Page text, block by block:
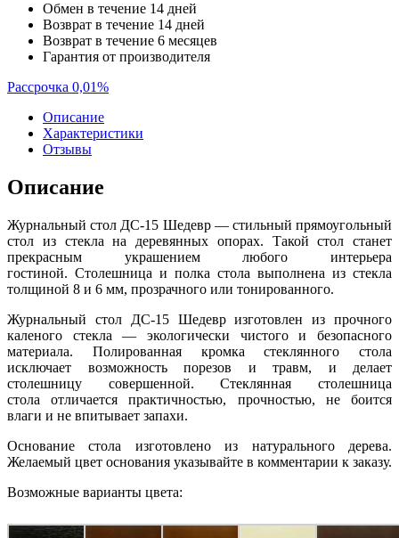
Обмен в течение 14 дней
Возврат в течение 14 дней
Возврат в течение 6 месяцев
Гарантия от производителя
Рассрочка 0,01%
Описание
Характеристики
Отзывы
Описание
Журнальный стол ДС-15 Шедевр — стильный прямоугольный
стол из стекла на деревянных опорах. Такой стол станет
прекрасным украшением любого интерьера
гостиной. Столешница и полка стола выполнена из стекла
толщиной 8 и 6 мм, прозрачного или тонированного.
Журнальный стол ДС-15 Шедевр изготовлен из прочного
каленого стекла — экологически чистого и безопасного
материала. Полированная кромка стеклянного стола
исключает возможность порезов и травм, и делает
столешницу совершенной. Стеклянная столешница
стола отличается практичностью, прочностью, не боится
влаги и не впитывает запахи.
Основание стола изготовлено из натурального дерева.
Желаемый цвет основания указывайте в комментарии к заказу.
Возможные варианты цвета: